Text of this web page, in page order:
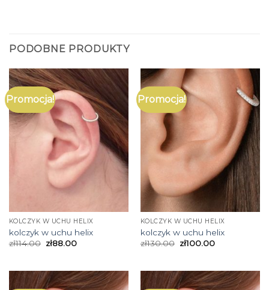
PODOBNE PRODUKTY
Promocja!
KOLCZYK W UCHU HELIX
kolczyk w uchu helix
zł114.00 zł88.00
Promocja!
KOLCZYK W UCHU HELIX
kolczyk w uchu helix
zł130.00 zł100.00